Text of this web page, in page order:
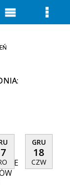
GRU
18
CZW
Menu
główne